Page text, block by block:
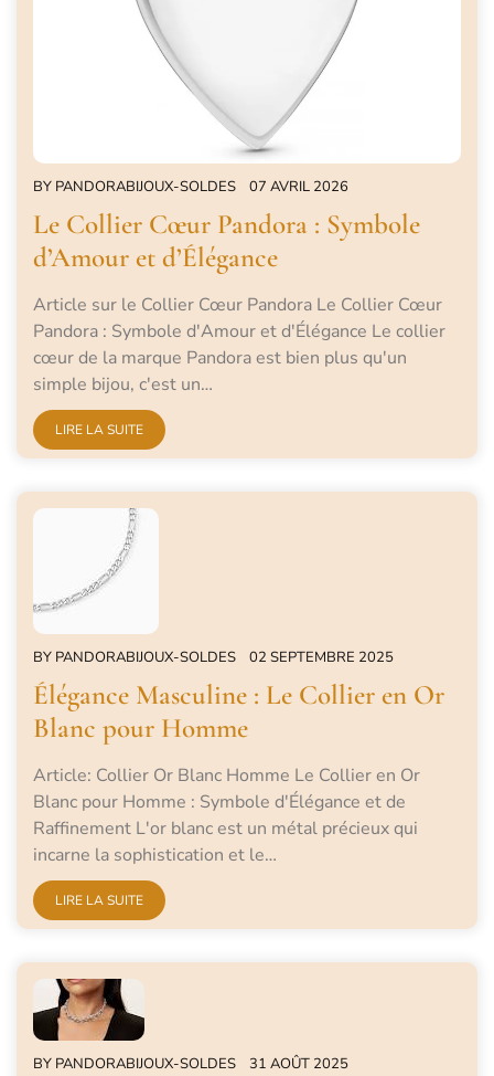
BY PANDORABIJOUX-SOLDES 07 AVRIL 2026
Le Collier Cœur Pandora : Symbole
d’Amour et d’Élégance
Article sur le Collier Cœur Pandora Le Collier Cœur
Pandora : Symbole d'Amour et d'Élégance Le collier
cœur de la marque Pandora est bien plus qu'un
simple bijou, c'est un…
LIRE LA SUITE
BY PANDORABIJOUX-SOLDES 02 SEPTEMBRE 2025
Élégance Masculine : Le Collier en Or
Blanc pour Homme
Article: Collier Or Blanc Homme Le Collier en Or
Blanc pour Homme : Symbole d'Élégance et de
Raffinement L'or blanc est un métal précieux qui
incarne la sophistication et le…
LIRE LA SUITE
BY PANDORABIJOUX-SOLDES 31 AOÛT 2025